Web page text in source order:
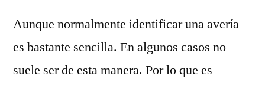
Aunque normalmente identificar una avería
es bastante sencilla. En algunos casos no
suele ser de esta manera. Por lo que es